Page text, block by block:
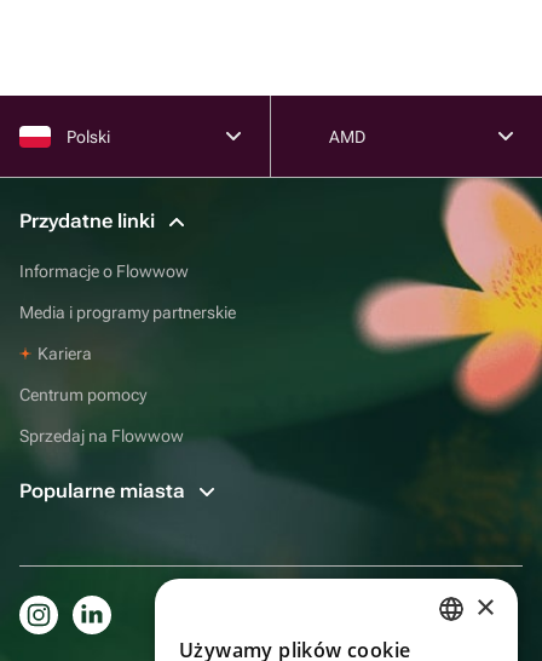
Polski AMD
Przydatne linki
Informacje o Flowwow
Media i programy partnerskie
Kariera
Centrum pomocy
Sprzedaj na Flowwow
Popularne miasta
×
Używamy plików cookie